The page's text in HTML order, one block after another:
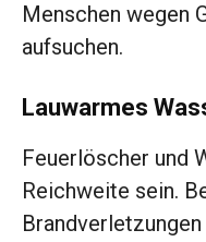
Menschen wegen
aufsuchen.
Lauwarmes
Feuerlöscher und
Reichweite sein.